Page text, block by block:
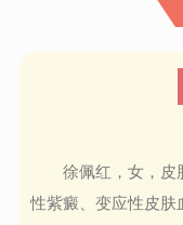
徐佩红，女，皮肤
性紫癜、变应性皮肤